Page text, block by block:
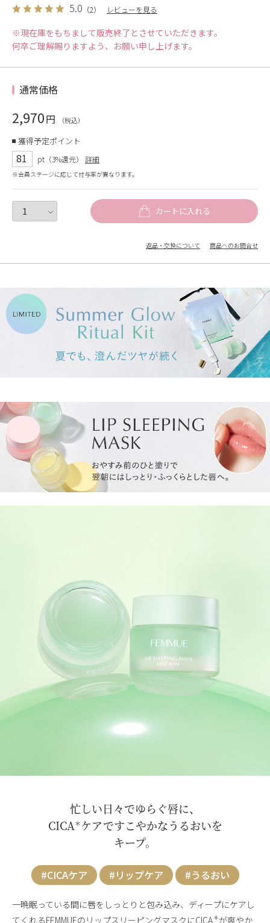
5.0 （2） レビューを見る
※現在庫をもちまして販売終了とさせていただきます。
何卒ご理解賜りますよう、お願い申し上げます。
通常価格
2,970円 （税込）
獲得予定ポイント
81 pt（3%還元） 詳細
※会員ステージに応じて付与率が異なります。
カートに入れる
返品・交換について 商品へのお問合せ
忙しい日々でゆらぐ唇に、
CICA＊ ケアですこやかなうるおいを
キープ。
#CICAケア #リップケア #うるおい
一晩眠っている間に唇をしっとりと包み込み、ディープにケアし
てくれるFEMMUEのリップスリーピングマスクにCICA＊が爽やか